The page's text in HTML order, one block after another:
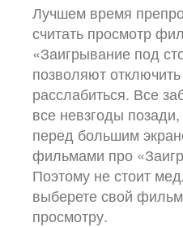
Лучшем время
считать просмотр
«Заигрывание под
позволяют
расслабиться. Все
все невзгоды
перед большим
фильмами про
Поэтому не стоит
выберете свой
просмотру.